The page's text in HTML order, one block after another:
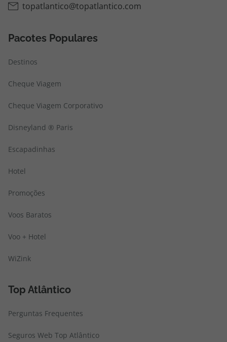
topatlantico@topatlantico.com
Pacotes Populares
Destinos
Cheque Viagem
Cheque Viagem Corporativo
Disneyland ® Paris
Escapadinhas
Hotel
Promoções
Voos Baratos
Voo + Hotel
WiZink
Top Atlântico
Perguntas Frequentes
Seguros Web Top Atlântico